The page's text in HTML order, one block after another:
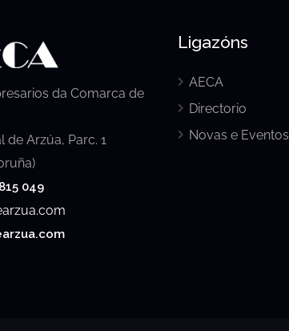
da Comarca de
de Arzúa, Parc. 1
049
Ligazóns
AECA
Directorio
Novas e Eventos